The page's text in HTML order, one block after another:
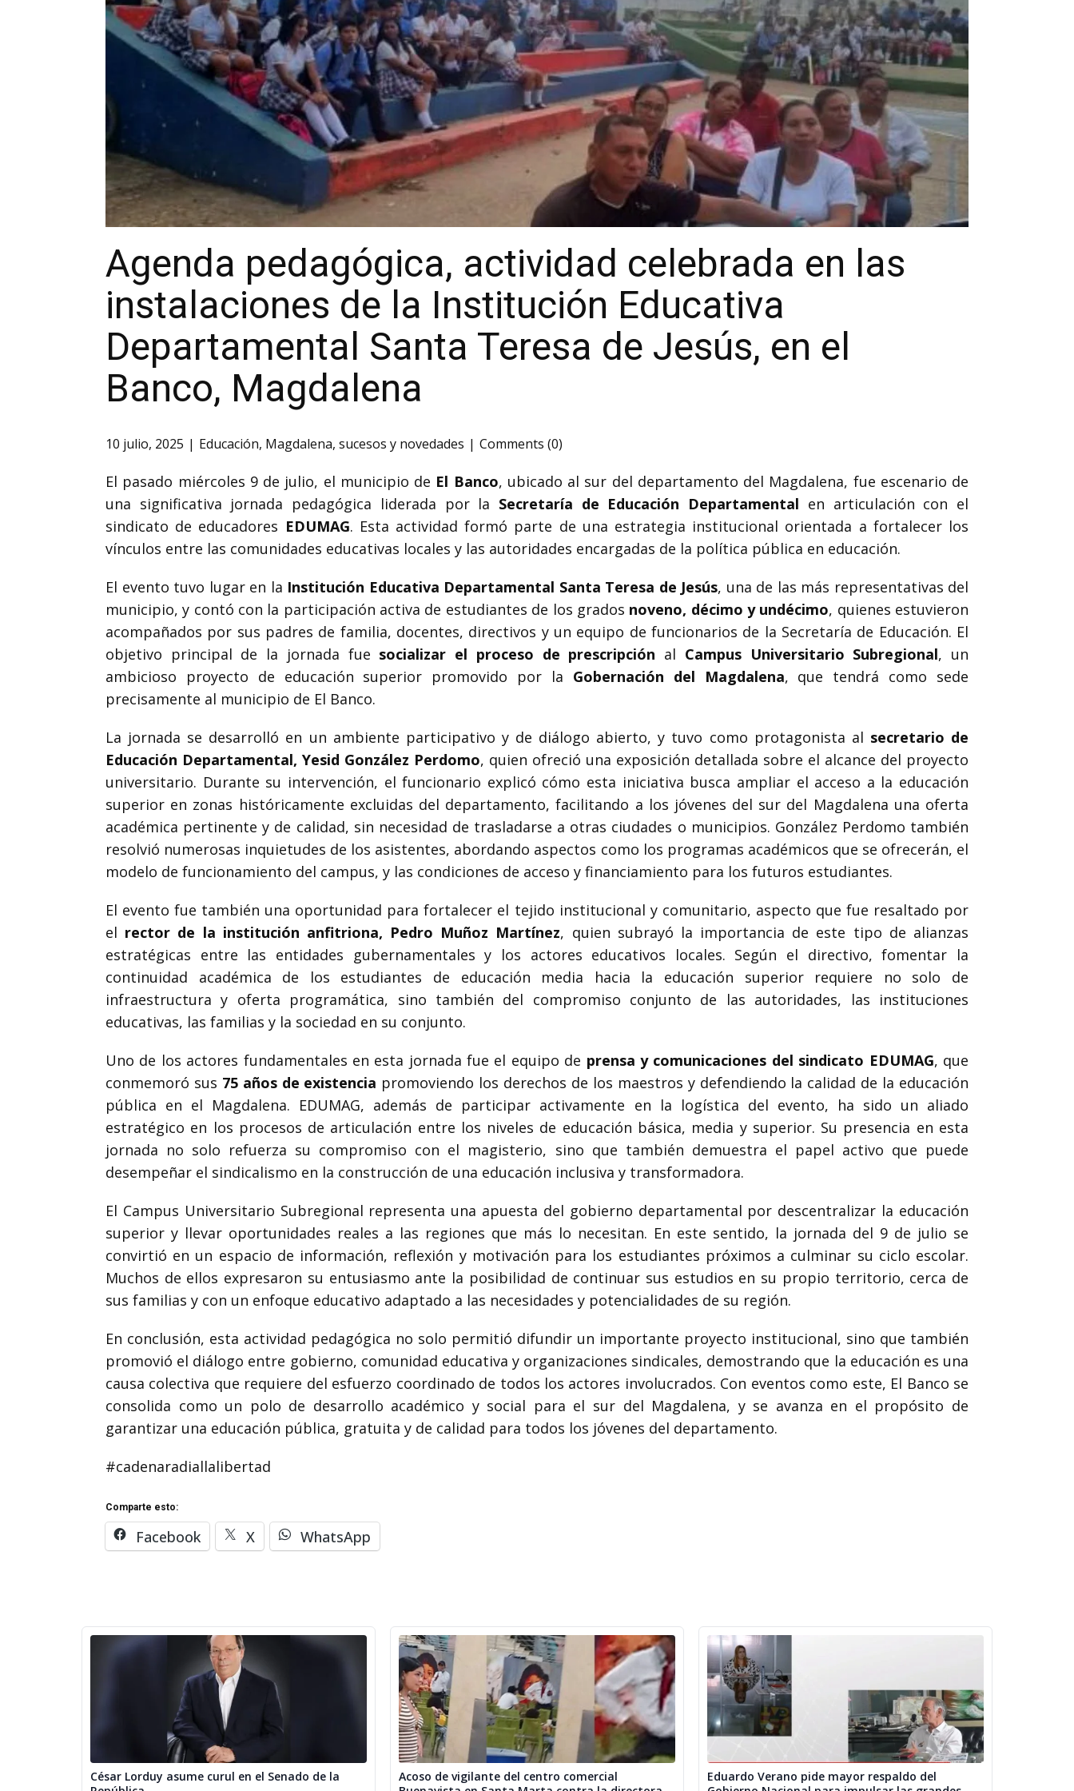
Agenda pedagógica, actividad celebrada en las
instalaciones de la Institución Educativa
Departamental Santa Teresa de Jesús, en el
Banco, Magdalena
10 julio, 2025 Educación, Magdalena, sucesos y novedades Comments (0)
El pasado miércoles 9 de julio, el municipio de El Banco, ubicado al sur del departamento del Magdalena, fue escenario de
una significativa jornada pedagógica liderada por la Secretaría de Educación Departamental en articulación con el
sindicato de educadores EDUMAG. Esta actividad formó parte de una estrategia institucional orientada a fortalecer los
vínculos entre las comunidades educativas locales y las autoridades encargadas de la política pública en educación.
El evento tuvo lugar en la Institución Educativa Departamental Santa Teresa de Jesús, una de las más representativas del
municipio, y contó con la participación activa de estudiantes de los grados noveno, décimo y undécimo, quienes estuvieron
acompañados por sus padres de familia, docentes, directivos y un equipo de funcionarios de la Secretaría de Educación. El
objetivo principal de la jornada fue socializar el proceso de prescripción al Campus Universitario Subregional, un
ambicioso proyecto de educación superior promovido por la Gobernación del Magdalena, que tendrá como sede
precisamente al municipio de El Banco.
La jornada se desarrolló en un ambiente participativo y de diálogo abierto, y tuvo como protagonista al secretario de
Educación Departamental, Yesid González Perdomo, quien ofreció una exposición detallada sobre el alcance del proyecto
universitario. Durante su intervención, el funcionario explicó cómo esta iniciativa busca ampliar el acceso a la educación
superior en zonas históricamente excluidas del departamento, facilitando a los jóvenes del sur del Magdalena una oferta
académica pertinente y de calidad, sin necesidad de trasladarse a otras ciudades o municipios. González Perdomo también
resolvió numerosas inquietudes de los asistentes, abordando aspectos como los programas académicos que se ofrecerán, el
modelo de funcionamiento del campus, y las condiciones de acceso y financiamiento para los futuros estudiantes.
El evento fue también una oportunidad para fortalecer el tejido institucional y comunitario, aspecto que fue resaltado por
el rector de la institución anfitriona, Pedro Muñoz Martínez, quien subrayó la importancia de este tipo de alianzas
estratégicas entre las entidades gubernamentales y los actores educativos locales. Según el directivo, fomentar la
continuidad académica de los estudiantes de educación media hacia la educación superior requiere no solo de
infraestructura y oferta programática, sino también del compromiso conjunto de las autoridades, las instituciones
educativas, las familias y la sociedad en su conjunto.
Uno de los actores fundamentales en esta jornada fue el equipo de prensa y comunicaciones del sindicato EDUMAG, que
conmemoró sus 75 años de existencia promoviendo los derechos de los maestros y defendiendo la calidad de la educación
pública en el Magdalena. EDUMAG, además de participar activamente en la logística del evento, ha sido un aliado
estratégico en los procesos de articulación entre los niveles de educación básica, media y superior. Su presencia en esta
jornada no solo refuerza su compromiso con el magisterio, sino que también demuestra el papel activo que puede
desempeñar el sindicalismo en la construcción de una educación inclusiva y transformadora.
El Campus Universitario Subregional representa una apuesta del gobierno departamental por descentralizar la educación
superior y llevar oportunidades reales a las regiones que más lo necesitan. En este sentido, la jornada del 9 de julio se
convirtió en un espacio de información, reflexión y motivación para los estudiantes próximos a culminar su ciclo escolar.
Muchos de ellos expresaron su entusiasmo ante la posibilidad de continuar sus estudios en su propio territorio, cerca de
sus familias y con un enfoque educativo adaptado a las necesidades y potencialidades de su región.
En conclusión, esta actividad pedagógica no solo permitió difundir un importante proyecto institucional, sino que también
promovió el diálogo entre gobierno, comunidad educativa y organizaciones sindicales, demostrando que la educación es una
causa colectiva que requiere del esfuerzo coordinado de todos los actores involucrados. Con eventos como este, El Banco se
consolida como un polo de desarrollo académico y social para el sur del Magdalena, y se avanza en el propósito de
garantizar una educación pública, gratuita y de calidad para todos los jóvenes del departamento.
#cadenaradiallalibertad
Comparte esto:
Facebook X WhatsApp
César Lorduy asume curul en el Senado de la
Acoso de vigilante del centro comercial
Eduardo Verano pide mayor respaldo del